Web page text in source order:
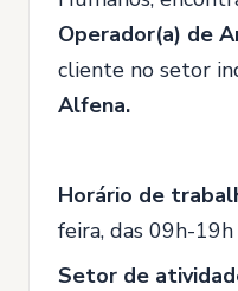
Operador(a) de
cliente no setor
Alfena.
Horário de
feira, das 09h-
Setor de